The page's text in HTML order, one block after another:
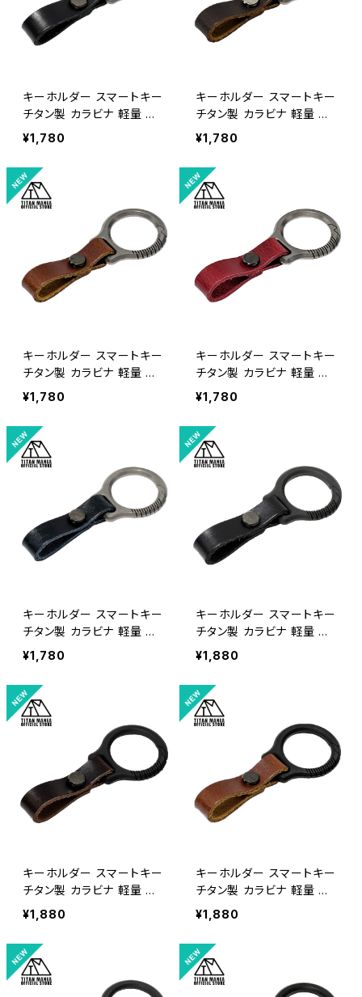
キーホルダー スマートキー
チタン製 カラビナ 軽量 頑
丈 金具 リング パーツ 小型
一体型 メンズ おしゃれ キャ
ンプ アウトドア 収納袋付き
（シルバー/革ベルト：ブラッ
ク）
¥1,780
キーホルダー スマートキー
チタン製 カラビナ 軽量 頑
丈 金具 リング パーツ 小型
一体型 メンズ おしゃれ キャ
ンプ アウトドア 収納袋付き
（シルバー/革ベルト：ダーク
ブラウン）
¥1,780
キーホルダー スマートキー
チタン製 カラビナ 軽量 頑
丈 金具 リング パーツ 小型
一体型 メンズ おしゃれ キャ
ンプ アウトドア 収納袋付き
（シルバー/革ベルト：ブラウ
ン）
¥1,780
キーホルダー スマートキー
チタン製 カラビナ 軽量 頑
丈 金具 リング パーツ 小型
一体型 メンズ おしゃれ キャ
ンプ アウトドア 収納袋付き
（シルバー/革ベルト：レッド）
¥1,780
キーホルダー スマートキー
チタン製 カラビナ 軽量 頑
丈 金具 リング パーツ 小型
一体型 メンズ おしゃれ キャ
ンプ アウトドア 収納袋付き
（シルバー/革ベルト：ネイビ
ー）
¥1,780
キーホルダー スマートキー
チタン製 カラビナ 軽量 頑
丈 金具 リング パーツ 小型
一体型 メンズ おしゃれ キャ
ンプ アウトドア 収納袋付き
（ブラック/革ベルト：ブラッ
ク）
¥1,880
キーホルダー スマートキー
チタン製 カラビナ 軽量 頑
丈 金具 リング パーツ 小型
一体型 メンズ おしゃれ キャ
ンプ アウトドア 収納袋付き
（ブラック/革ベルト：ダーク
ブラウン）
¥1,880
キーホルダー スマートキー
チタン製 カラビナ 軽量 頑
丈 金具 リング パーツ 小型
一体型 メンズ おしゃれ キャ
ンプ アウトドア 収納袋付き
（ブラック/革ベルト：ブラウ
ン）
¥1,880